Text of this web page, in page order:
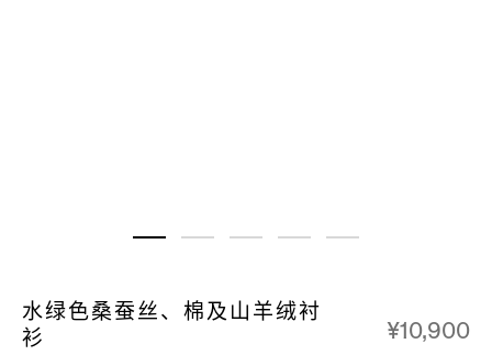
水绿色桑蚕丝、棉及山羊绒衬
衫
¥10,900